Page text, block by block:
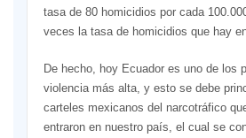
tasa de 80 homicidios por cada
veces la tasa de homicidios que hay
De hecho, hoy Ecuador es uno de los
violencia más alta, y esto se debe
carteles mexicanos del narcotráfico
entraron en nuestro país, el cual se